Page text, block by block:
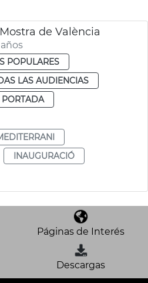
de València
POPULARES
LAS AUDIENCIAS
PORTADA
INAUGURACIÓ
Páginas de Interés
Descargas